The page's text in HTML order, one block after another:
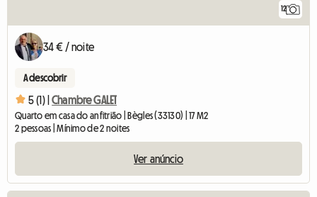
12
34 € / noite
A descobrir
5 (1) | Chambre GALET
Quarto em casa do anfitrião | Bègles (33130) | 17 M2
2 pessoas | Mínimo de 2 noites
Ver anúncio